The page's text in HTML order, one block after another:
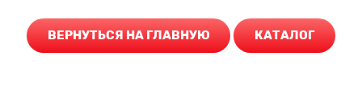
ВЕРНУТЬСЯ НА ГЛАВНУЮ КАТАЛОГ